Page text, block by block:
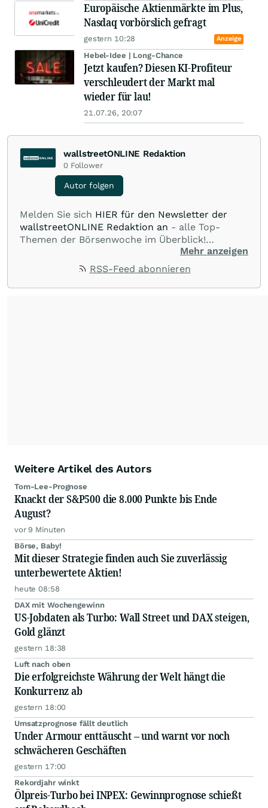
Europäische Aktienmärkte im Plus,
Nasdaq vorbörslich gefragt
gestern 10:28 Anzeige
Hebel-Idee | Long-Chance
Jetzt kaufen? Diesen KI-Profiteur
verschleudert der Markt mal
wieder für lau!
21.07.26, 20:07
wallstreetONLINE Redaktion
0 Follower
Autor folgen
Melden Sie sich HIER für den Newsletter der
wallstreetONLINE Redaktion an - alle Top-
Themen der Börsenwoche im Überblick!
Verpassen Sie kein wichtiges Anleger-Thema!Für
Beiträge auf diesem journalistischen Channel ist
Redaktion verantwortlich. Die Fachjournalisten
Mehr anzeigen
RSS-Feed abonnieren
Weitere Artikel des Autors
Tom-Lee-Prognose
Knackt der S&P500 die 8.000 Punkte bis Ende
August?
vor 9 Minuten
Börse, Baby!
Mit dieser Strategie finden auch Sie zuverlässig
unterbewertete Aktien!
heute 08:58
DAX mit Wochengewinn
US-Jobdaten als Turbo: Wall Street und DAX steigen,
Gold glänzt
gestern 18:38
Luft nach oben
Die erfolgreichste Währung der Welt hängt die
Konkurrenz ab
gestern 18:00
Umsatzprognose fällt deutlich
Under Armour enttäuscht – und warnt vor noch
schwächeren Geschäften
gestern 17:00
Rekordjahr winkt
Ölpreis-Turbo bei INPEX: Gewinnprognose schießt